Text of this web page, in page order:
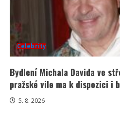
Celebrity
Bydlení Michala Davida ve
pražské vile ma k dispozici i
5. 8. 2026